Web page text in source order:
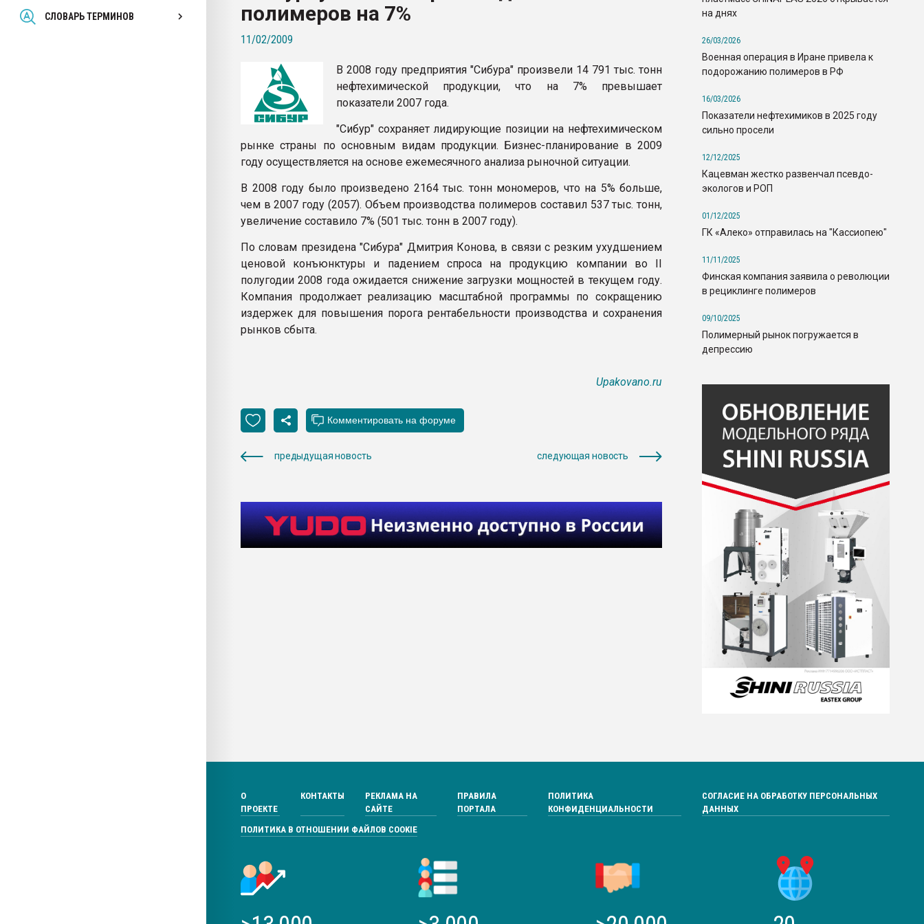
СЛОВАРЬ ТЕРМИНОВ
Всё, что касается выдува ПЭТ
бутылок
ПЕРЕЙТИ НА ФОРУМ
полимеров на 7%
11/02/2009
В 2008 году предприятия "Сибура" произвели 14 791 тыс. тонн
нефтехимической продукции, что на 7% превышает
показатели 2007 года.
"Сибур" сохраняет лидирующие позиции на нефтехимическом
рынке страны по основным видам продукции. Бизнес-планирование в 2009
году осуществляется на основе ежемесячного анализа рыночной ситуации.
В 2008 году было произведено 2164 тыс. тонн мономеров, что на 5% больше,
чем в 2007 году (2057). Объем производства полимеров составил 537 тыс. тонн,
увеличение составило 7% (501 тыс. тонн в 2007 году).
По словам президена "Сибура" Дмитрия Конова, в связи с резким ухудшением
ценовой конъюнктуры и падением спроса на продукцию компании во II
полугодии 2008 года ожидается снижение загрузки мощностей в текущем году.
Компания продолжает реализацию масштабной программы по сокращению
издержек для повышения порога рентабельности производства и сохранения
рынков сбыта.
Upakovano.ru
предыдущая новость следующая новость
на днях
26/03/2026
Военная операция в Иране привела к
подорожанию полимеров в РФ
16/03/2026
Показатели нефтехимиков в 2025 году
сильно просели
12/12/2025
Кацевман жестко развенчал псевдо-
экологов и РОП
01/12/2025
ГК «Алеко» отправилась на "Кассиопею"
11/11/2025
Финская компания заявила о революции
в рециклинге полимеров
09/10/2025
Полимерный рынок погружается в
депрессию
О
ПРОЕКТЕ
КОНТАКТЫ
РЕКЛАМА НА
САЙТЕ
ПРАВИЛА
ПОРТАЛА
ПОЛИТИКА
КОНФИДЕНЦИАЛЬНОСТИ
СОГЛАСИЕ НА ОБРАБОТКУ ПЕРСОНАЛЬНЫХ
ДАННЫХ
ПОЛИТИКА В ОТНОШЕНИИ ФАЙЛОВ COOKIE